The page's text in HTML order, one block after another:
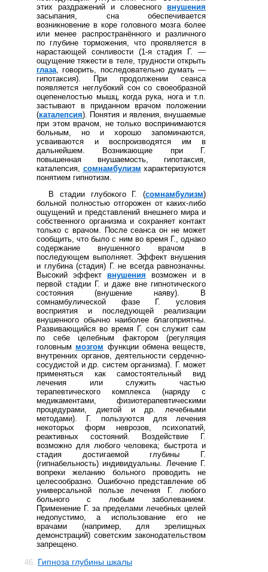
этих раздражений и словесного внушения
засыпания, сна обеспечивается
возникновение в коре головного мозга более
или менее распространённого и различного
по глубине торможения, что проявляется в
нарастающей сонливости (1-я стадия Г. —
ощущение тяжести в теле, трудности открыть
глаза, говорить, последовательно думать —
гипотаксия). При продолжении сеанса
появляется неглубокий сон со своеобразной
оцепенелостью мышц, когда рука, нога и т.п.
застывают в приданном врачом положении
(каталепсия). Понятия и явления, внушаемые
при этом врачом, не только воспринимаются
больным, но и хорошо запоминаются,
усваиваются и воспроизводятся им в
дальнейшем. Возникающие при Г.
повышенная внушаемость, гипотаксия,
каталепсия, сомнамбулизм характеризуются
понятием гипнотизм.
В стадии глубокого Г. (сомнамбулизм)
больной полностью отгорожен от каких-либо
ощущений и представлений внешнего мира и
собственного организма и сохраняет контакт
только с врачом. После сеанса он не может
сообщить, что было с ним во время Г., однако
содержание внушенного врачом в
последующем выполняет. Эффект внушения
и глубина (стадия) Г. не всегда равнозначны.
Высокий эффект внушения возможен и в
первой стадии Г. и даже вне гипнотического
состояния (внушение наяву). В
сомнамбулической фазе Г. условия
восприятия и последующей реализации
внушенного обычно наиболее благоприятны.
Развивающийся во время Г. сон служит сам
по себе целебным фактором (регуляция
головныммозгом функции обмена веществ,
внутренних органов, деятельности сердечно-
сосудистой и др. систем организма). Г. может
применяться как самостоятельный вид
лечения или служить частью
терапевтического комплекса (наряду с
медикаментами, физиотерапевтическими
процедурами, диетой и др. лечебными
методами). Г. пользуются для лечения
некоторых форм неврозов, психопатий,
реактивных состояний. Воздействие Г.
возможно для любого человека; быстрота и
стадия достигаемой глубины Г.
(гипнабельность) индивидуальны. Лечение Г.
вопреки желанию больного проводить не
целесообразно. Ошибочно представление об
универсальной пользе лечения Г. любого
больного с любым заболеванием.
Применение Г. за пределами лечебных целей
недопустимо, а использование его не
врачами (например, для зрелищных
демонстраций) советским законодательством
запрещено.
46. Гипноза глубины шкалы